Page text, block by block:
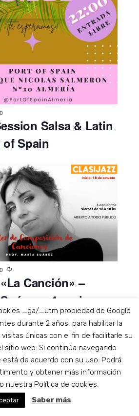
Salsa & Latin
Spain
Canción» –
– 4 sesiones
_ga/_utm propiedad de Google
durante 2 años, para habilitar la
únicas con el fin de facilitarle su
sitio web. Si continúa navegando
de acuerdo con su uso. Podrá
y obtener más información
nuestra Política de cookies.
Saber más